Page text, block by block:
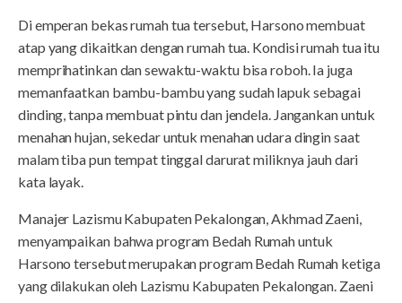
Di emperan bekas rumah tua tersebut, Harsono membuat
atap yang dikaitkan dengan rumah tua. Kondisi rumah tua itu
memprihatinkan dan sewaktu-waktu bisa roboh. Ia juga
memanfaatkan bambu-bambu yang sudah lapuk sebagai
dinding, tanpa membuat pintu dan jendela. Jangankan untuk
menahan hujan, sekedar untuk menahan udara dingin saat
malam tiba pun tempat tinggal darurat miliknya jauh dari
kata layak.
Manajer Lazismu Kabupaten Pekalongan, Akhmad Zaeni,
menyampaikan bahwa program Bedah Rumah untuk
Harsono tersebut merupakan program Bedah Rumah ketiga
yang dilakukan oleh Lazismu Kabupaten Pekalongan. Zaeni